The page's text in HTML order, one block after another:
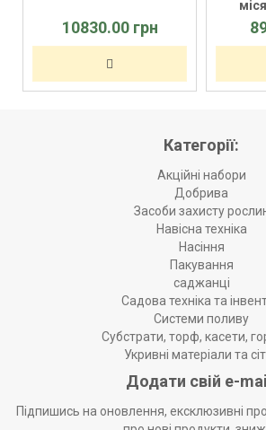
10830.00 грн
Категорії:
Акційні набори
Добрива
Засоби захисту
Навісна техніка
Насіння
Пакування
саджанці
Садова техніка та
Системи поливу
Субстрати, торф, касети,
Укривні матеріали та
Додати свій e-
Підпишись на оновлення, ексклюзивні